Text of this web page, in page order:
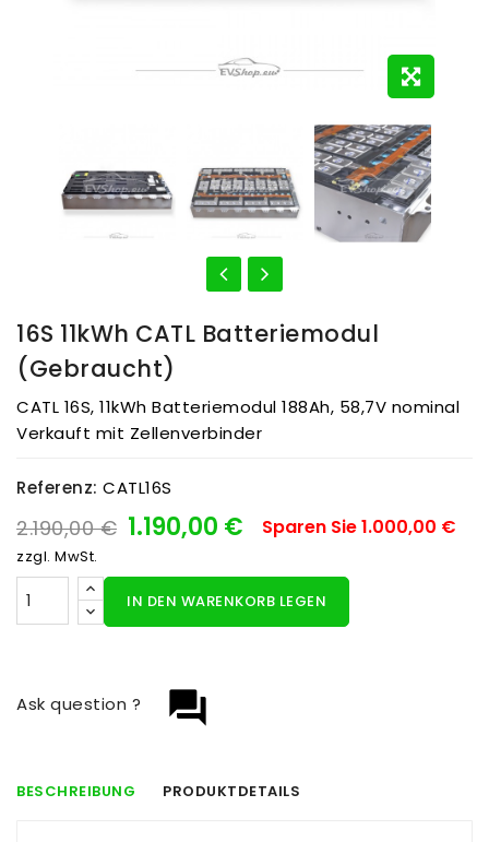
16S 11kWh CATL Batteriemodul
(gebraucht)
CATL 16S, 11kWh Batteriemodul 188Ah, 58,7V nominal
Verkauft mit Zellenverbinder
Referenz: CATL16S
2.190,00 € 1.190,00 € Sparen Sie 1.000,00 €
zzgl. MwSt.
IN DEN WARENKORB LEGEN
question_answer
Ask question ?
BESCHREIBUNG PRODUKTDETAILS